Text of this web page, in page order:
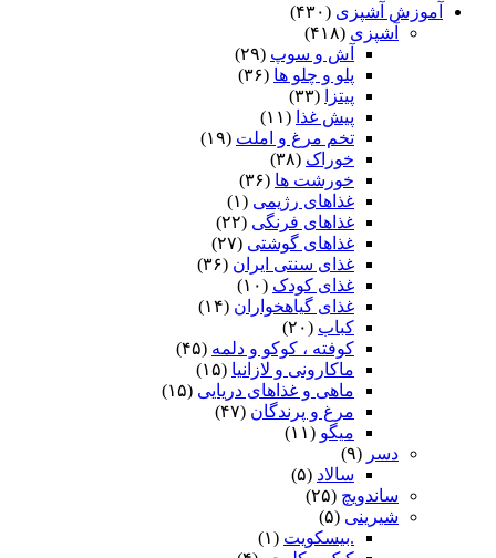
آموزش آشپزی (۴۳۰)
آشپزی (۴۱۸)
آش و سوپ (۲۹)
پلو و چلو ها (۳۶)
پیتزا
(۳۳)
پیش غذا (۱۱)
تخم مرغ و املت (۱۹)
خوراک (۳۸)
خورشت ها (۳۶)
غذاهای رژیمی (۱)
غذاهای فرنگی (۲۲)
غذاهای گوشتی (۲۷)
غذای سنتی ایران (۳۶)
غذای کودک (۱۰)
غذای گیاهخواران (۱۴)
کباب (۲۰)
کوفته ، کوکو و دلمه (۴۵)
ماکارونی و لازانیا (۱۵)
ماهی و غذاهای دریایی (۱۵)
مرغ و پرندگان (۴۷)
میگو (۱۱)
دسر (۹)
سالاد (۵)
ساندویچ (۲۵)
شیرینی (۵)
.بیسکویت (۱)